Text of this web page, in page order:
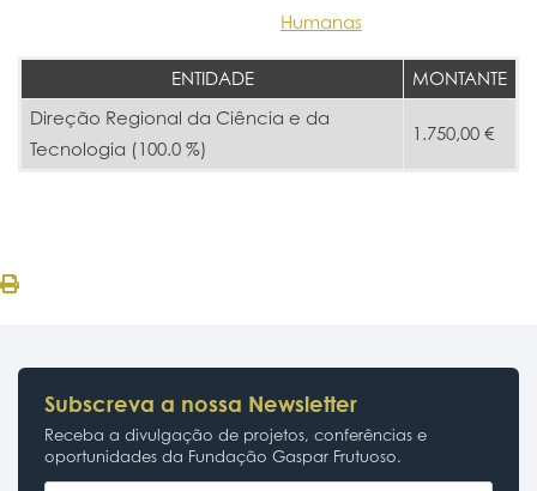
Humanas
ENTIDADE
MONTANTE
Direção Regional da Ciência e da
Tecnologia (100.0 %)
1.750,00 €
Subscreva a nossa Newsletter
Receba a divulgação de projetos, conferências e
oportunidades da Fundação Gaspar Frutuoso.